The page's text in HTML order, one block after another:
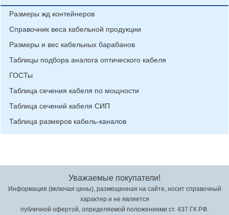
Размеры жд контейнеров
Справочник веса кабельной продукции
Размеры и вес кабельных барабанов
Таблицы подбора аналога оптического кабеля
ГОСТы
Таблица сечения кабеля по мощности
Таблица сечений кабеля СИП
Таблица размеров кабель-каналов
Уважаемые покупатели!
Информация (включая цены), размещенная на сайте, носит справочный
характер и не является
публичной офертой, определяемой положениями ст. 437 ГК РФ.